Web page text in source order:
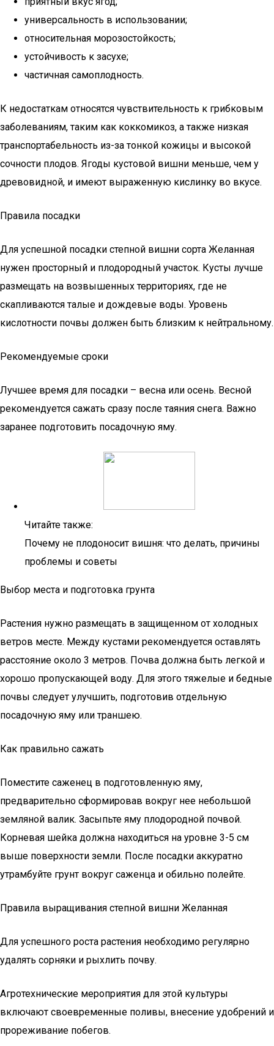
универсальность в использовании;
относительная морозостойкость;
устойчивость к засухе;
частичная самоплодность.
К недостаткам относятся чувствительность к грибковым
заболеваниям, таким как коккомикоз, а также низкая
транспортабельность из-за тонкой кожицы и высокой
сочности плодов. Ягоды кустовой вишни меньше, чем у
древовидной, и имеют выраженную кислинку во вкусе.
Правила посадки
Для успешной посадки степной вишни сорта Желанная
нужен просторный и плодородный участок. Кусты лучше
размещать на возвышенных территориях, где не
скапливаются талые и дождевые воды. Уровень
кислотности почвы должен быть близким к нейтральному.
Рекомендуемые сроки
Лучшее время для посадки – весна или осень. Весной
рекомендуется сажать сразу после таяния снега. Важно
заранее подготовить посадочную яму.
Читайте также:
Почему не плодоносит вишня: что делать, причины
проблемы и советы
Выбор места и подготовка грунта
Растения нужно размещать в защищенном от холодных
ветров месте. Между кустами рекомендуется оставлять
расстояние около 3 метров. Почва должна быть легкой и
хорошо пропускающей воду. Для этого тяжелые и бедные
почвы следует улучшить, подготовив отдельную
посадочную яму или траншею.
Как правильно сажать
Поместите саженец в подготовленную яму,
предварительно сформировав вокруг нее небольшой
земляной валик. Засыпьте яму плодородной почвой.
Корневая шейка должна находиться на уровне 3-5 см
выше поверхности земли. После посадки аккуратно
утрамбуйте грунт вокруг саженца и обильно полейте.
Правила выращивания степной вишни Желанная
Для успешного роста растения необходимо регулярно
удалять сорняки и рыхлить почву.
Агротехнические мероприятия для этой культуры
включают своевременные поливы, внесение удобрений и
прореживание побегов.